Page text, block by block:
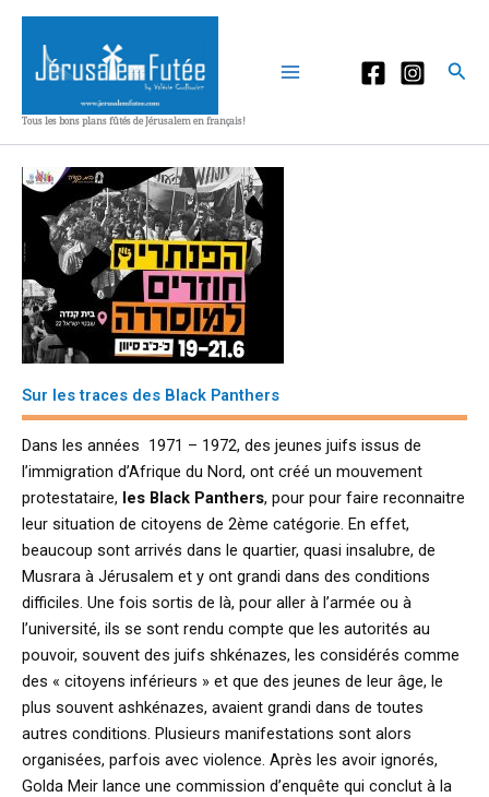
Aller
contenu
Tous les bons plans fûtés de Jérusalem en français!
Sur les traces des Black Panthers
Dans les années 1971 – 1972, des jeunes juifs issus de
l’immigration d’Afrique du Nord, ont créé un mouvement
protestataire, les Black Panthers, pour pour faire reconnaitre
leur situation de citoyens de 2ème catégorie. En effet,
beaucoup sont arrivés dans le quartier, quasi insalubre, de
Musrara à Jérusalem et y ont grandi dans des conditions
difficiles. Une fois sortis de là, pour aller à l’armée ou à
l’université, ils se sont rendu compte que les autorités au
pouvoir, souvent des juifs shkénazes, les considérés comme
des « citoyens inférieurs » et que des jeunes de leur âge, le
plus souvent ashkénazes, avaient grandi dans de toutes
autres conditions. Plusieurs manifestations sont alors
organisées, parfois avec violence. Après les avoir ignorés,
Golda Meir lance une commission d’enquête qui conclut à la